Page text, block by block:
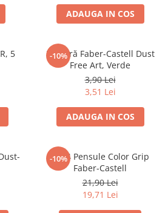
ADAUGA IN COS
5
-10%
Radieră Faber-Castell Dust
Free Art, Verde
3,90 Lei
3,51 Lei
ADAUGA IN COS
-10%
Set 4 Pensule Color Grip
Faber-Castell
21,90 Lei
19,71 Lei